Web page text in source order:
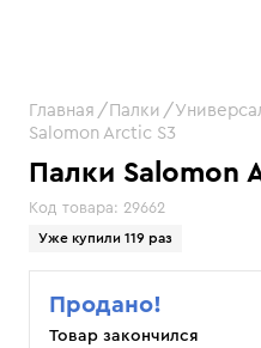
Палки Salomon
Код товара: 29662
Уже купили 119 раз
Главная Палки
Salomon Arctic S3
Продано!
Товар закончился